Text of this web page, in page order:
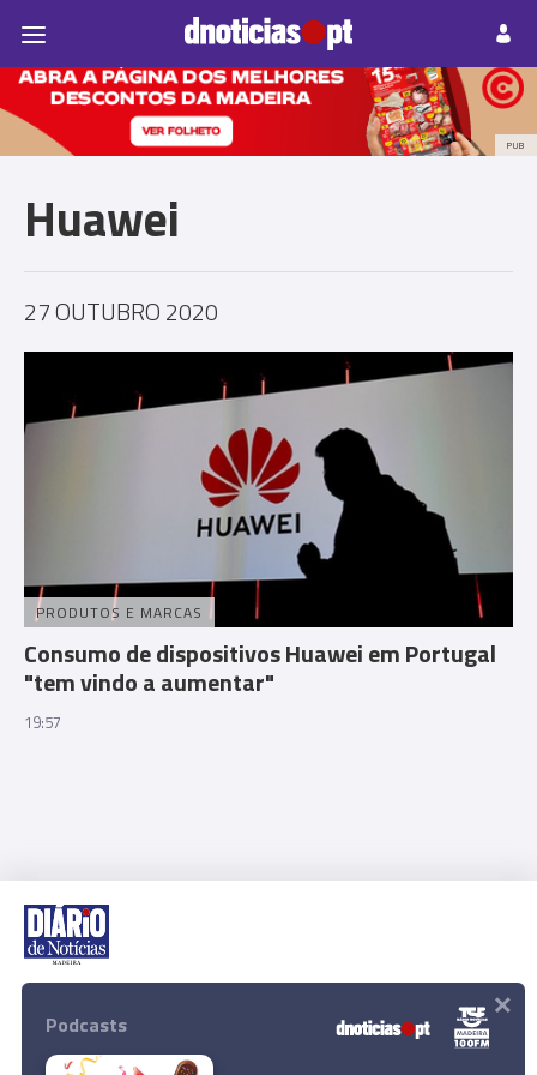
Prazeres Paisagens
PUB
Huawei
27 OUTUBRO 2020
PRODUTOS E MARCAS
Consumo de dispositivos Huawei em Portugal
"tem vindo a aumentar"
19:57
Rua Dr. Fernão de Ornelas, 56 - 3º
291 202 300
Podcasts ×